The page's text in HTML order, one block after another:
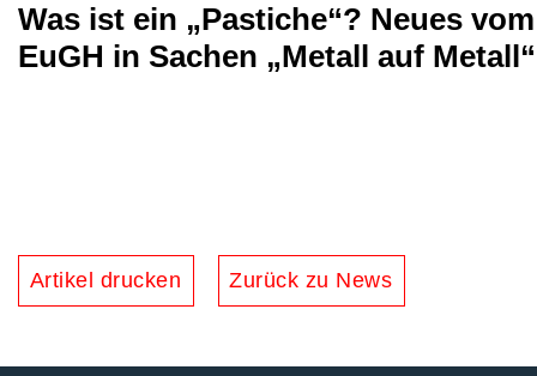
Was ist ein „Pastiche“? Neues vom
EuGH in Sachen „Metall auf Metall“
Artikel drucken Zurück zu News